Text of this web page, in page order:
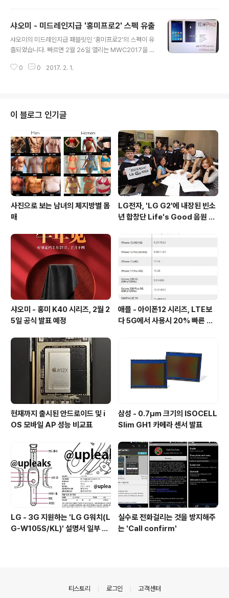
니다. 또한 최근 유출된 정보를 통해 티타늄 바디, 5.7인치
4K(3840 * 2160) 디스플레이와 10000:1 명암비, NT
SC 색영역 153%, 최대밝기 1800니트인 것이 특징이며,
카메라, 10개의 LED 플래시가 링형태로 구성된 플래시, 미
샤오미 - 미드레인지급 '홍미프로2' 스펙 유출
샤오미의 미드레인지급 패블릿인 '홍미프로2'의 스펙이 유
출되었습니다. 빠르면 2월 26일 열리는 MWC2017을 통
카메라를 탑재한 것과 달리 싱글카메라를 탑재하고 있지
mAh 배터리(고속충전지원)와 스냅드래곤 660 옥타코어
프로세서, 4GB / 6GB RAM, 64GB / 128GB ROM을
탑재하고 있으며, 4GB / 64GB 버전이 1599위안(약 27
만원), 6GB/128GB 버전이 1799위안(약 30만원)에 판
매될 것으로 확인되었습니다. 출처 : MyDrivers
0 0 2017. 2. 1.
이 블로그 인기글
사진으로 보는 남녀의 체지방별 몸
매
LG전자, 'LG G2'에 내장된 빈소
년 합창단 Life's Good 음원 공
샤오미 - 홍미 K40 시리즈, 2월 2
5일 공식 발표 예정
애플 - 아이폰12 시리즈, LTE보
다 5G에서 사용시 20% 빠른 배
현재까지 출시된 안드로이드 및 i
OS 모바일 AP 성능 비교표
삼성 - 0.7㎛ 크기의 ISOCELL
Slim GH1 카메라 센서 발표
LG - 3G 지원하는 'LG G워치(L
G-W105S/KL)' 설명서 일부 유
실수로 전화걸리는 것을 방지해주
는 'Call confirm'
티스토리 로그인 고객센터